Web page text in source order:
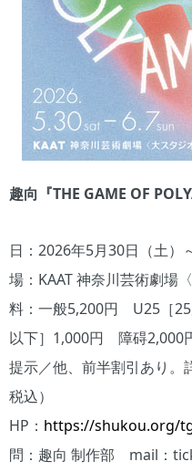
趣向『THE GAME OF
日：2026年5月30日（土
場：KAAT 神奈川芸術劇場
料：一般5,200円 U25［
以下］1,000円 障碍
提示／他、前半割引あり。
税込）
HP： https://shukou.org/
問：趣向 制作部 mail：